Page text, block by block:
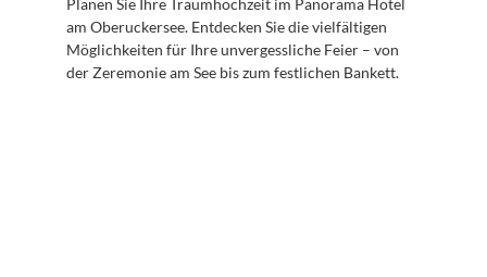
Planen Sie Ihre Traumhochzeit im Panorama Hotel
am Oberuckersee. Entdecken Sie die vielfältigen
Möglichkeiten für Ihre unvergessliche Feier – von
der Zeremonie am See bis zum festlichen Bankett.